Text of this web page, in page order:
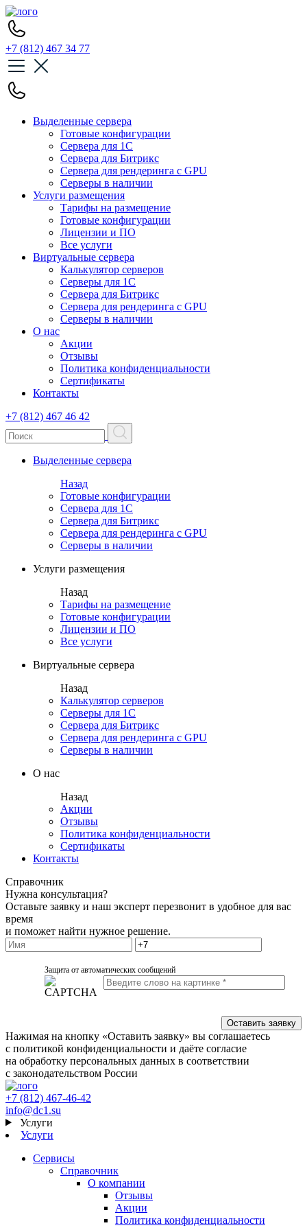
+7 (812) 467 34 77
Выделенные сервера
Готовые конфигурации
Сервера для 1С
Сервера для Битрикс
Сервера для рендеринга с GPU
Серверы в наличии
Услуги размещения
Тарифы на размещение
Готовые конфигурации
Лицензии и ПО
Все услуги
Виртуальные сервера
Калькулятор серверов
Серверы для 1С
Сервера для Битрикс
Сервера для рендеринга с GPU
Серверы в наличии
О нас
Акции
Отзывы
Политика конфиденциальности
Сертификаты
Контакты
+7 (812) 467 46 42
Выделенные сервера
Назад
Готовые конфигурации
Сервера для 1С
Сервера для Битрикс
Сервера для рендеринга с GPU
Серверы в наличии
Услуги размещения
Назад
Тарифы на размещение
Готовые конфигурации
Лицензии и ПО
Все услуги
Виртуальные сервера
Назад
Калькулятор серверов
Серверы для 1С
Сервера для Битрикс
Сервера для рендеринга с GPU
Серверы в наличии
О нас
Назад
Акции
Отзывы
Политика конфиденциальности
Сертификаты
Контакты
Справочник
Нужна консультация?
Оставьте заявку и наш эксперт перезвонит в удобное для вас
время
и поможет найти нужное решение.
Защита от автоматических сообщений
Нажимая на кнопку «Оставить заявку» вы соглашаетесь
с политикой конфиденциальности и даёте согласие
на обработку персональных данных в соответствии
с законодательством России
+7 (812) 467-46-42
info@dc1.su
Услуги
Услуги
Сервисы
Справочник
О компании
Отзывы
Акции
Политика конфиденциальности